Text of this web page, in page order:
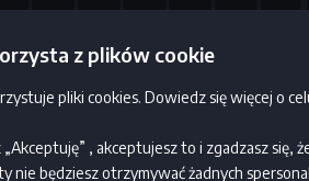
z plików cookie
pliki cookies. Dowiedz się więcej o
„Akceptuję” , akceptujesz to i zgadzasz
nie będziesz otrzymywać żadnych
Copyrights